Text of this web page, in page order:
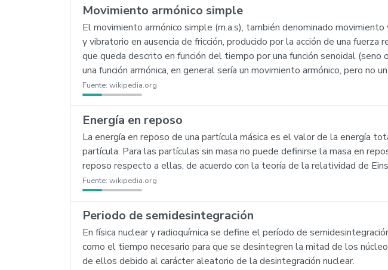
Movimiento armónico simple
El movimiento armónico simple (m.a.s), también denominado
y vibratorio en ausencia de fricción, producido por la acción de una
que queda descrito en función del tiempo por una función senoidal
una función armónica, en general sería un movimiento armónico, pero no un
Fuente: wikipedia.org
Energía en reposo
La energía en reposo de una partícula másica es el valor de la energía
partícula. Para las partículas sin masa no puede definirse la masa en
reposo respecto a ellas, de acuerdo con la teoría de la relatividad de
Fuente: wikipedia.org
Periodo de semidesintegración
En física nuclear y radioquímica se define el período de
como el tiempo necesario para que se desintegren la mitad de los
de ellos debido al carácter aleatorio de la desintegración nuclear.